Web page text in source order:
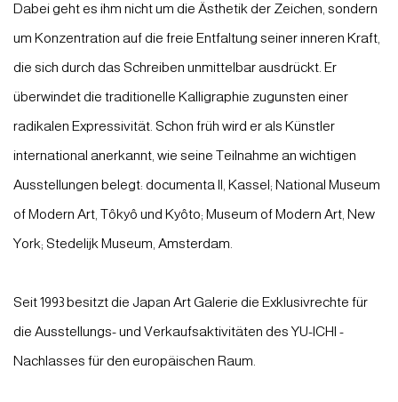
Dabei geht es ihm nicht um die Ästhetik der Zeichen, sondern
um Konzentration auf die freie Entfaltung seiner inneren Kraft,
die sich durch das Schreiben unmittelbar ausdrückt. Er
überwindet die traditionelle Kalligraphie zugunsten einer
radikalen Expressivität. Schon früh wird er als Künstler
international anerkannt, wie seine Teilnahme an wichtigen
Ausstellungen belegt: documenta II, Kassel; National Museum
of Modern Art, Tôkyô und Kyôto; Museum of Modern Art, New
York; Stedelijk Museum, Amsterdam.
Seit 1993 besitzt die Japan Art Galerie die Exklusivrechte für
die Ausstellungs- und Verkaufsaktivitäten des YU-ICHI -
Nachlasses für den europäischen Raum.